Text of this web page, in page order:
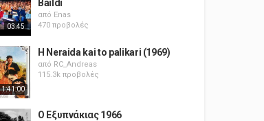
03:45
Baildi
από Enas
470 προβολές
1:41:00
H Neraida kai to palikari (1969)
από RC_Andreas
115.3k προβολές
Ο Εξυπνάκιας 1966